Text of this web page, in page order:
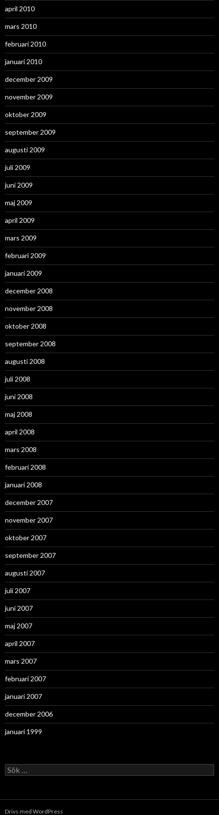
april 2010
mars 2010
februari 2010
januari 2010
december 2009
november 2009
oktober 2009
september 2009
augusti 2009
juli 2009
juni 2009
maj 2009
april 2009
mars 2009
februari 2009
januari 2009
december 2008
november 2008
oktober 2008
september 2008
augusti 2008
juli 2008
juni 2008
maj 2008
april 2008
mars 2008
februari 2008
januari 2008
december 2007
november 2007
oktober 2007
september 2007
augusti 2007
juli 2007
juni 2007
maj 2007
april 2007
mars 2007
februari 2007
januari 2007
december 2006
januari 1999
Sök
efter:
Drivs med WordPress